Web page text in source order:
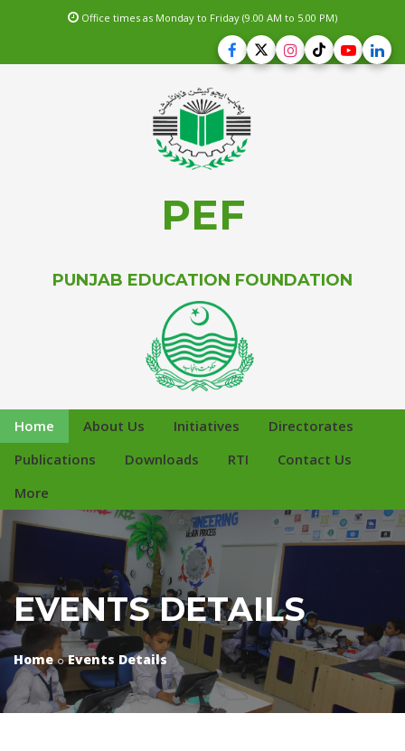
Office times as Monday to Friday (9.00 AM to 5.00 PM)
PEF
PUNJAB EDUCATION FOUNDATION
Home About Us Initiatives
Directorates
Publications
Downloads RTI
Contact Us
More
EVENTS DETAILS
Home Events Details